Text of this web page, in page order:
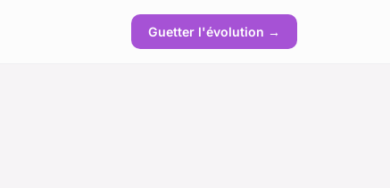
Guetter l'évolution →